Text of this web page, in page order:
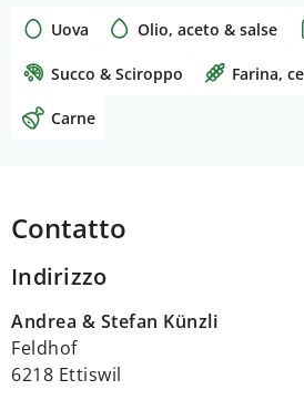
Uova Olio, aceto & salse
Succo & Sciroppo Farina,
Carne
Contatto
Indirizzo
Andrea & Stefan Künzli
Feldhof
6218 Ettiswil